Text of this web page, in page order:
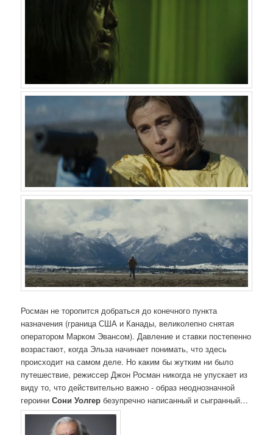
Росман не торопится добраться до конечного пункта
назначения (граница США и Канады, великолепно снятая
оператором Марком Эвансом). Давление и ставки постепенно
возрастают, когда Эльза начинает понимать, что здесь
происходит на самом деле. Но каким бы жутким ни было
путешествие, режиссер Джон Росман никогда не упускает из
виду то, что действительно важно - образ неоднозначной
героиниСони Уолгер безупречно написанный и сыгранный…